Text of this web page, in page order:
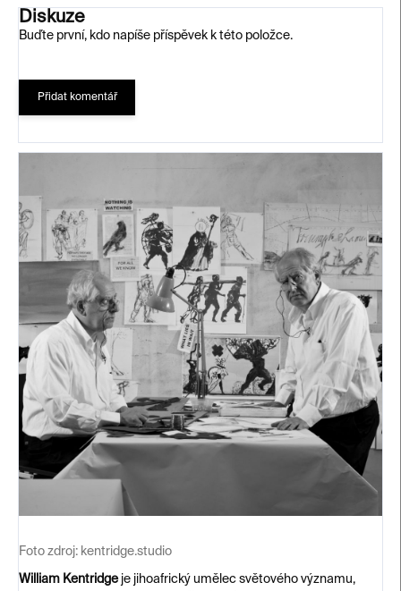
Diskuze
Buďte první, kdo napíše příspěvek k této položce.
Přidat komentář
Foto zdroj: kentridge.studio
William Kentridgeje jihoafrický umělec světového významu,